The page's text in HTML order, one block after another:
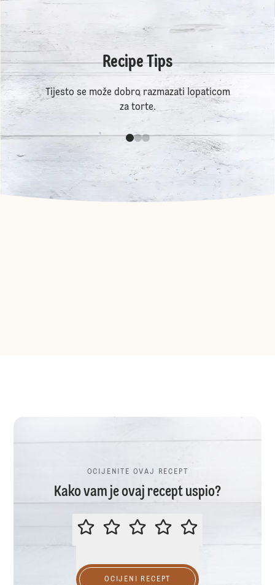
Recipe Tips
Tijesto se može dobro razmazati lopaticom
za torte.
OCIJENITE OVAJ RECEPT
Kako vam je ovaj recept uspio?
OCIJENITE OVAJ RECEPT
OCIJENI RECEPT